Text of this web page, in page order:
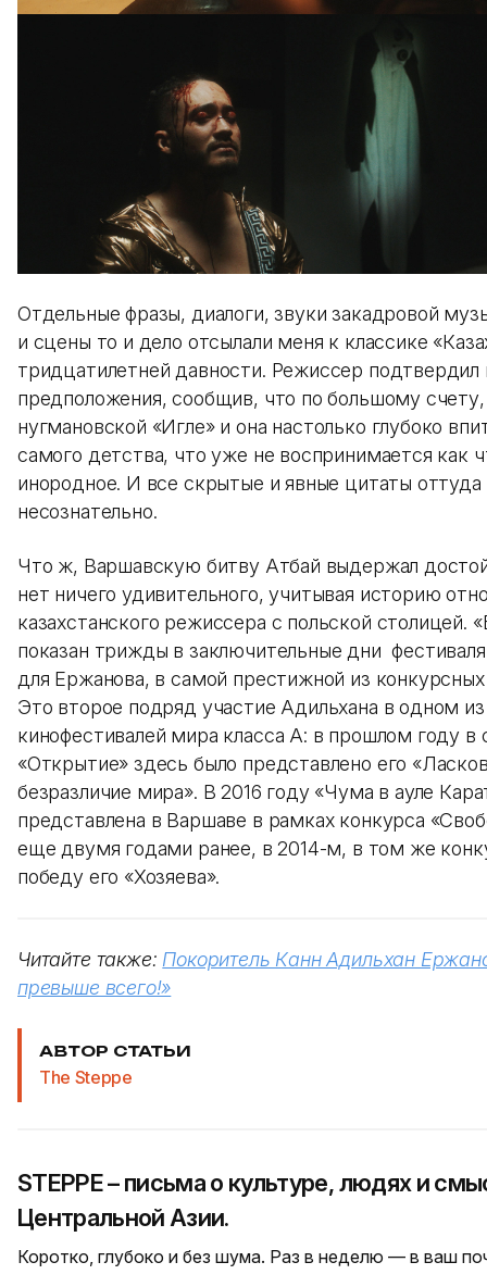
Отдельные фразы, диалоги, звуки закадровой
и сцены то и дело отсылали меня к классике
тридцатилетней давности. Режиссер подтвердил
предположения, сообщив, что по большому счету,
нугмановской «Игле» и она настолько глубоко
самого детства, что уже не воспринимается как
инородное. И все скрытые и явные цитаты
несознательно.
Что ж, Варшавскую битву Атбай выдержал
нет ничего удивительного, учитывая историю
казахстанского режиссера с польской столицей.
показан трижды в заключительные дни
для Ержанова, в самой престижной из
Это второе подряд участие Адильхана в одном из
кинофестивалей мира класса А: в прошлом году в
«Открытие» здесь было представлено его
безразличие мира». В 2016 году «Чума в ауле
представлена в Варшаве в рамках конкурса
еще двумя годами ранее, в 2014-м, в том же
победу его «Хозяева».
Читайте также: Покоритель Канн Адильхан
превыше всего!»
АВТОР СТАТЬИ
The Steppe
STEPPE – письма о культуре, людях и
Центральной Азии.
Коротко, глубоко и без шума. Раз в неделю — в ваш